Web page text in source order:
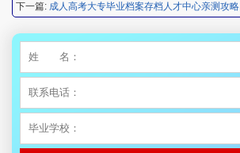
下一篇: 成人高考大专毕业档案存档人才中心亲测攻略
李先生 135****3338
程女士 134****3518
陈先生 158****3306
李先生 137****1923